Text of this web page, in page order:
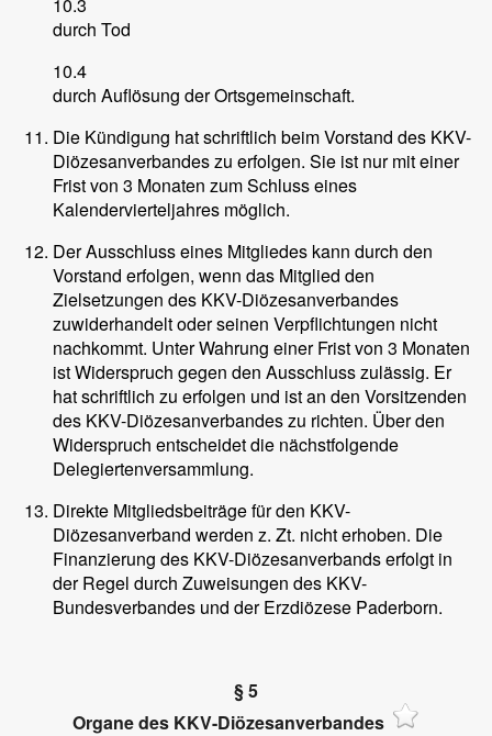
durch Tod
10.4
durch Auflösung der Ortsgemeinschaft.
Die Kündigung hat schriftlich beim Vorstand des KKV-
Diözesanverbandes zu erfolgen. Sie ist nur mit einer
Frist von 3 Monaten zum Schluss eines
Kalendervierteljahres möglich.
Der Ausschluss eines Mitgliedes kann durch den
Vorstand erfolgen, wenn das Mitglied den
Zielsetzungen des KKV-Diözesanverbandes
zuwiderhandelt oder seinen Verpflichtungen nicht
nachkommt. Unter Wahrung einer Frist von 3 Monaten
ist Widerspruch gegen den Ausschluss zulässig. Er
hat schriftlich zu erfolgen und ist an den Vorsitzenden
des KKV-Diözesanverbandes zu richten. Über den
Widerspruch entscheidet die nächstfolgende
Delegiertenversammlung.
Direkte Mitgliedsbeiträge für den KKV-
Diözesanverband werden z. Zt. nicht erhoben. Die
Finanzierung des KKV-Diözesanverbands erfolgt in
der Regel durch Zuweisungen des KKV-
Bundesverbandes und der Erzdiözese Paderborn.
§ 5
Organe des KKV-Diözesanverbandes